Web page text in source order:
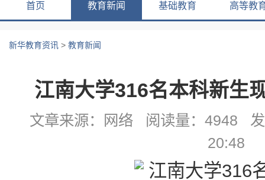
首页 教育新闻 基础教育 高等教
新华教育资讯 > 教育新闻
江南大学316名本科新生
文章来源：网络 阅读量：4948
20:48